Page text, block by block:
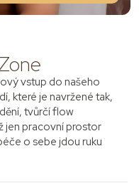
vstup do našeho
které je navržené tak,
tvůrčí flow
jen pracovní prostor
o sebe jdou ruku